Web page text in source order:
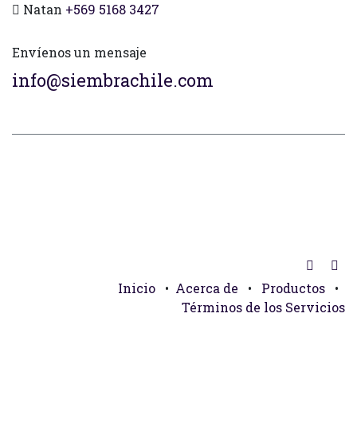
Natan +569 5168 3427
Envíenos un mensaje
info@siembrachile.com
Inicio • Acerca de • Productos
•
Términos de los Servicios